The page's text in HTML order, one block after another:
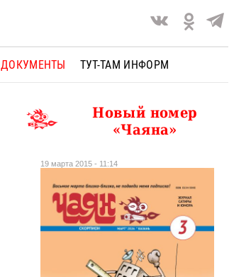
ДОКУМЕНТЫ ТУТ-ТАМ ИНФОРМ
Новый номер
«Чаяна»
19 марта 2015 - 11:14